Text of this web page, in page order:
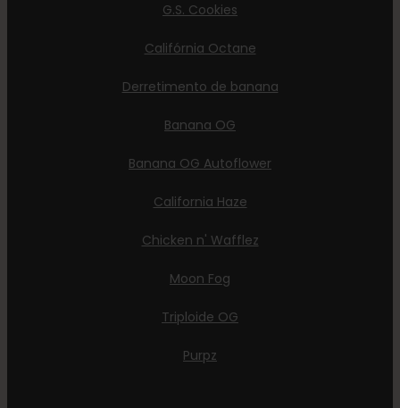
G.S. Cookies
Califórnia Octane
Derretimento de banana
Banana OG
Banana OG Autoflower
California Haze
Chicken n' Wafflez
Moon Fog
Triploide OG
Purpz